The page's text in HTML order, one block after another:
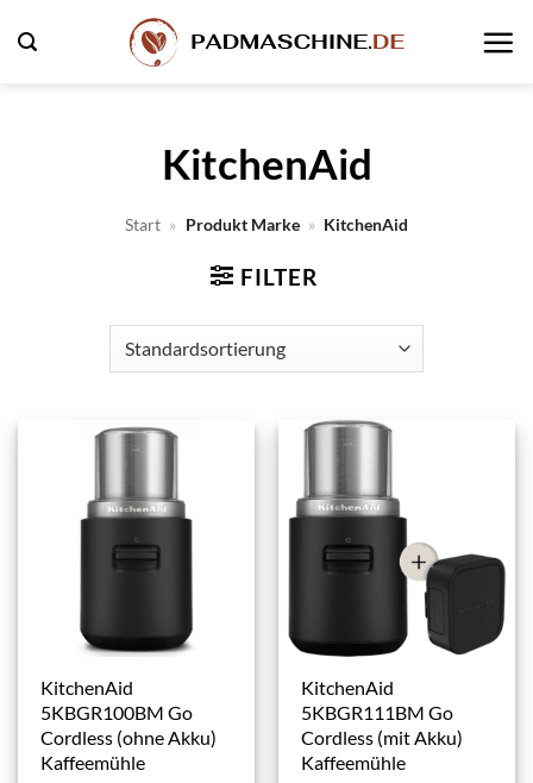
Inhalt
KitchenAid
Start » Produkt Marke » KitchenAid
FILTER
KitchenAid
5KBGR100BM Go
Cordless (ohne Akku)
Kaffeemühle
KitchenAid
5KBGR111BM Go
Cordless (mit Akku)
Kaffeemühle